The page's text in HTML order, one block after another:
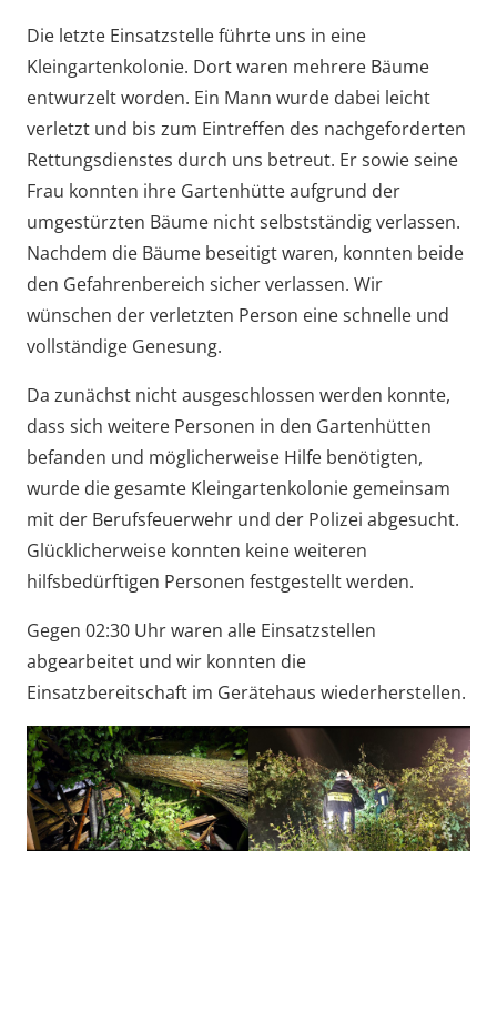
Die letzte Einsatzstelle führte uns in eine
Kleingartenkolonie. Dort waren mehrere Bäume
entwurzelt worden. Ein Mann wurde dabei leicht
verletzt und bis zum Eintreffen des nachgeforderten
Rettungsdienstes durch uns betreut. Er sowie seine
Frau konnten ihre Gartenhütte aufgrund der
umgestürzten Bäume nicht selbstständig verlassen.
Nachdem die Bäume beseitigt waren, konnten beide
den Gefahrenbereich sicher verlassen. Wir
wünschen der verletzten Person eine schnelle und
vollständige Genesung.
Da zunächst nicht ausgeschlossen werden konnte,
dass sich weitere Personen in den Gartenhütten
befanden und möglicherweise Hilfe benötigten,
wurde die gesamte Kleingartenkolonie gemeinsam
mit der Berufsfeuerwehr und der Polizei abgesucht.
Glücklicherweise konnten keine weiteren
hilfsbedürftigen Personen festgestellt werden.
Gegen 02:30 Uhr waren alle Einsatzstellen
abgearbeitet und wir konnten die
Einsatzbereitschaft im Gerätehaus wiederherstellen.